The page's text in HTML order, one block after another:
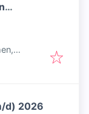
d) 2026